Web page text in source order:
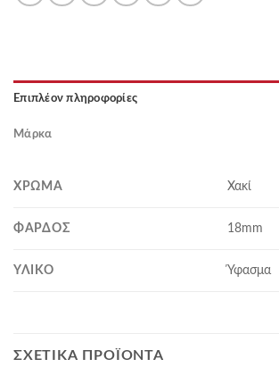
Επιπλέον πληροφορίες
Μάρκα
ΧΡΏΜΑ Χακί
ΦΆΡΔΟΣ 18mm
ΥΛΙΚΌ Ύφασμα
ΣΧΕΤΙΚΆ ΠΡΟΪΌΝΤΑ